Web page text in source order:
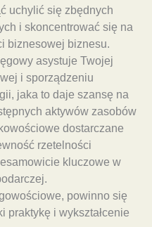
uchylić się zbędnych
i skoncentrować się na
biznesowej biznesu.
asystuje Twojej
i sporządzeniu
jaka to daje szansę na
aktywów zasobów
dostarczane
rzetelności
kluczowe w
powinno się
praktykę i wykształcenie